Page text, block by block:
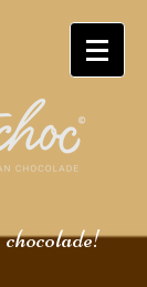
chocolade!